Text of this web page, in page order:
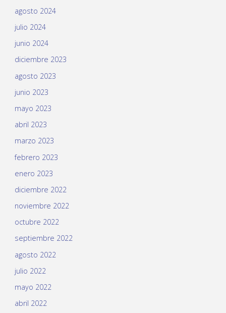
agosto 2024
julio 2024
junio 2024
diciembre 2023
agosto 2023
junio 2023
mayo 2023
abril 2023
marzo 2023
febrero 2023
enero 2023
diciembre 2022
noviembre 2022
octubre 2022
septiembre 2022
agosto 2022
julio 2022
mayo 2022
abril 2022